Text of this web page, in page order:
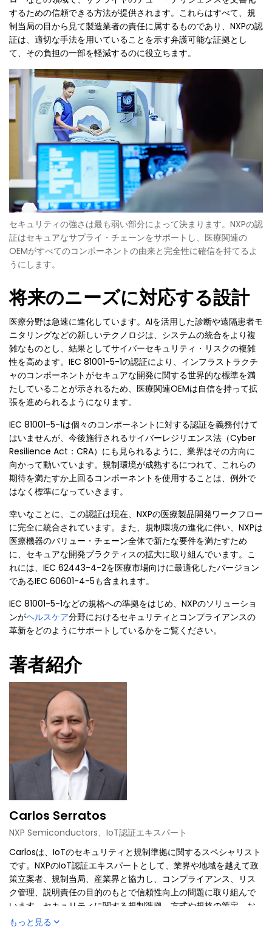
するための信頼できる方法が提供されます。これらはすべて、規
制当局の目から見て製造業者の責任に属するものであり、NXPの認
証は、適切な手法を用いていることを示す弁護可能な証拠とし
て、その負担の一部を軽減するのに役立ちます。
セキュリティの強さは最も弱い部分によって決まります。NXPの認
証はセキュアなサプライ・チェーンをサポートし、医療関連の
OEMがすべてのコンポーネントの由来と完全性に確信を持てるよ
うにします。
将来のニーズに対応する設計
医療分野は急速に進化しています。AIを活用した診断や遠隔患者モ
ニタリングなどの新しいテクノロジは、システムの統合をより複
雑なものとし、結果としてサイバーセキュリティ・リスクの複雑
性を高めます。IEC 81001-5-1の認証により、インフラストラクチ
ャのコンポーネントがセキュアな開発に関する世界的な標準を満
たしていることが示されるため、医療関連OEMは自信を持って拡
張を進められるようになります。
IEC 81001-5-1は個々のコンポーネントに対する認証を義務付けて
はいませんが、今後施行されるサイバーレジリエンス法（Cyber
Resilience Act：CRA）にも見られるように、業界はその方向に
向かって動いています。規制環境が成熟するにつれて、これらの
期待を満たすか上回るコンポーネントを使用することは、例外で
はなく標準になっていきます。
幸いなことに、この認証は現在、NXPの医療製品開発ワークフロー
に完全に統合されています。また、規制環境の進化に伴い、NXPは
医療機器のバリュー・チェーン全体で新たな要件を満たすため
に、セキュアな開発プラクティスの拡大に取り組んでいます。こ
れには、IEC 62443-4-2を医療市場向けに最適化したバージョン
であるIEC 60601-4-5も含まれます。
IEC 81001-5-1などの規格への準拠をはじめ、NXPのソリューショ
ンがヘルスケア分野におけるセキュリティとコンプライアンスの
革新をどのようにサポートしているかをご覧ください。
著者紹介
Carlos Serratos
NXP Semiconductors、IoT認証エキスパート
Carlosは、IoTのセキュリティと規制準拠に関するスペシャリスト
です。NXPのIoT認証エキスパートとして、業界や地域を越えて政
策立案者、規制当局、産業界と協力し、コンプライアンス、リス
ク管理、説明責任の目的のもとで信頼性向上の問題に取り組んで
います。セキュリティに関する規制準拠、方式や規格の策定、お
よびIoT市場での適用可能性に関する専門家です。現在は、CSA
もっと見る